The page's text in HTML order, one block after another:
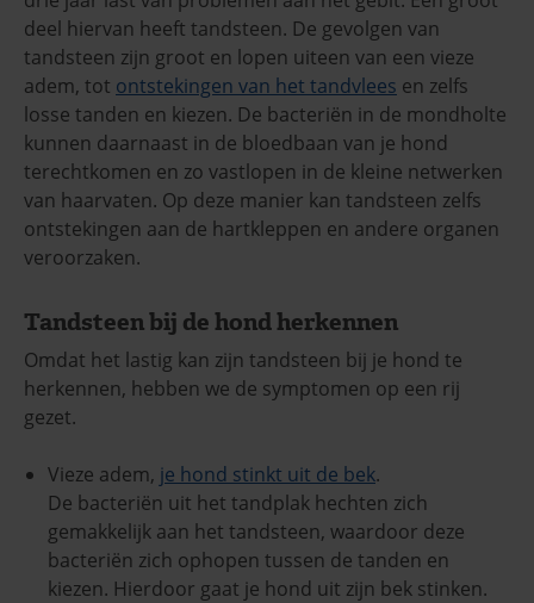
deel hiervan heeft tandsteen. De gevolgen van
tandsteen zijn groot en lopen uiteen van een vieze
adem, tot ontstekingen van het tandvlees en zelfs
losse tanden en kiezen. De bacteriën in de mondholte
kunnen daarnaast in de bloedbaan van je hond
terechtkomen en zo vastlopen in de kleine netwerken
van haarvaten. Op deze manier kan tandsteen zelfs
ontstekingen aan de hartkleppen en andere organen
veroorzaken.
Tandsteen bij de hond herkennen
Omdat het lastig kan zijn tandsteen bij je hond te
herkennen, hebben we de symptomen op een rij
gezet.
Vieze adem, je hond stinkt uit de bek.
De bacteriën uit het tandplak hechten zich
gemakkelijk aan het tandsteen, waardoor deze
bacteriën zich ophopen tussen de tanden en
kiezen. Hierdoor gaat je hond uit zijn bek stinken.